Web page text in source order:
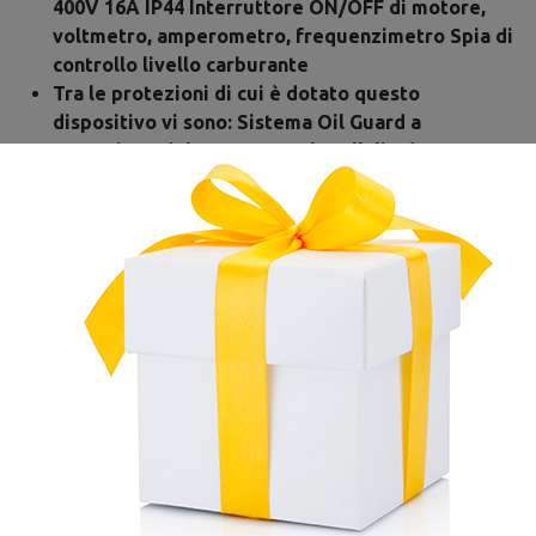
400V 16A IP44 Interruttore ON/OFF di motore,
voltmetro, amperometro, frequenzimetro Spia di
controllo livello carburante
Tra le protezioni di cui è dotato questo
dispositivo vi sono: Sistema Oil Guard a
protezione del motore, qualora l'olio dovesse
scendere al di sotto del livello di sicurezza. Il
gruppo elettrogeno è dotato anche di una valvola
d'aria. Protezione termica del motore
DATI TECNICI
Carburante:Benzina
Avviamento:
Potenza Massima Trifase:6 kVA - 4,8 KW cos φ 0,8
Potenza Nominale Trifase:5 kVA - 4 KW cos φ 0,8
Potenza Massima Monofase:
2 kVA - 1,6 KW cos φ 0,8
Potenza Nominale Monofase:
1,5 kVA - 1,2 KW cos φ 0,8
Tipologia Generatore:
Aperto